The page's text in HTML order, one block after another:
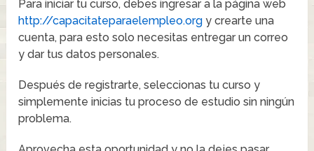
Para iniciar tu curso, debes ingresar a la página web
http://capacitateparaelempleo.org y crearte una
cuenta, para esto solo necesitas entregar un correo
y dar tus datos personales.
Después de registrarte, seleccionas tu curso y
simplemente inicias tu proceso de estudio sin ningún
problema.